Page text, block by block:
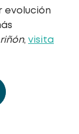
evolución
, visita